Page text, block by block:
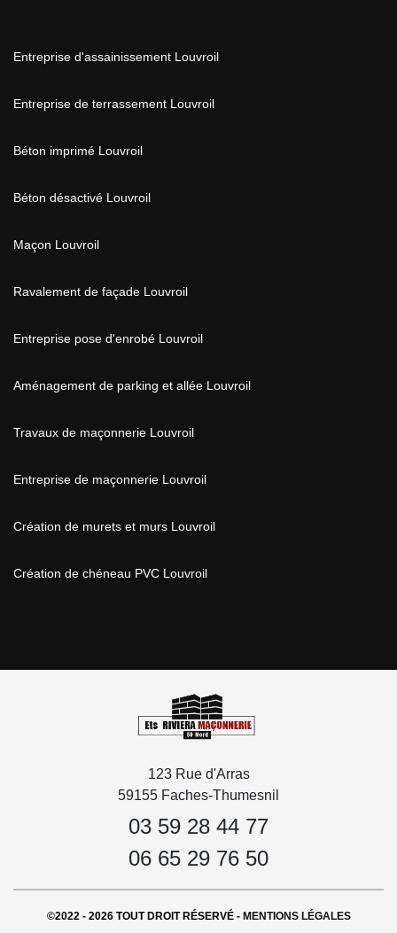
Entreprise d'assainissement Louvroil
Entreprise de terrassement Louvroil
Béton imprimé Louvroil
Béton désactivé Louvroil
Maçon Louvroil
Ravalement de façade Louvroil
Entreprise pose d'enrobé Louvroil
Aménagement de parking et allée Louvroil
Travaux de maçonnerie Louvroil
Entreprise de maçonnerie Louvroil
Création de murets et murs Louvroil
Création de chéneau PVC Louvroil
123 Rue d'Arras
59155 Faches-Thumesnil
03 59 28 44 77
06 65 29 76 50
©2022 - 2026 TOUT DROIT RÉSERVÉ - MENTIONS LÉGALES